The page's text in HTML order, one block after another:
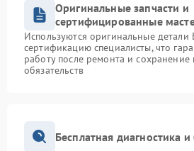
Оригинальные запчасти и
сертифицированные
Используются оригинальные
сертификацию специалисты, что
работу после ремонта и сохранение
обязательств
Бесплатная диагностика